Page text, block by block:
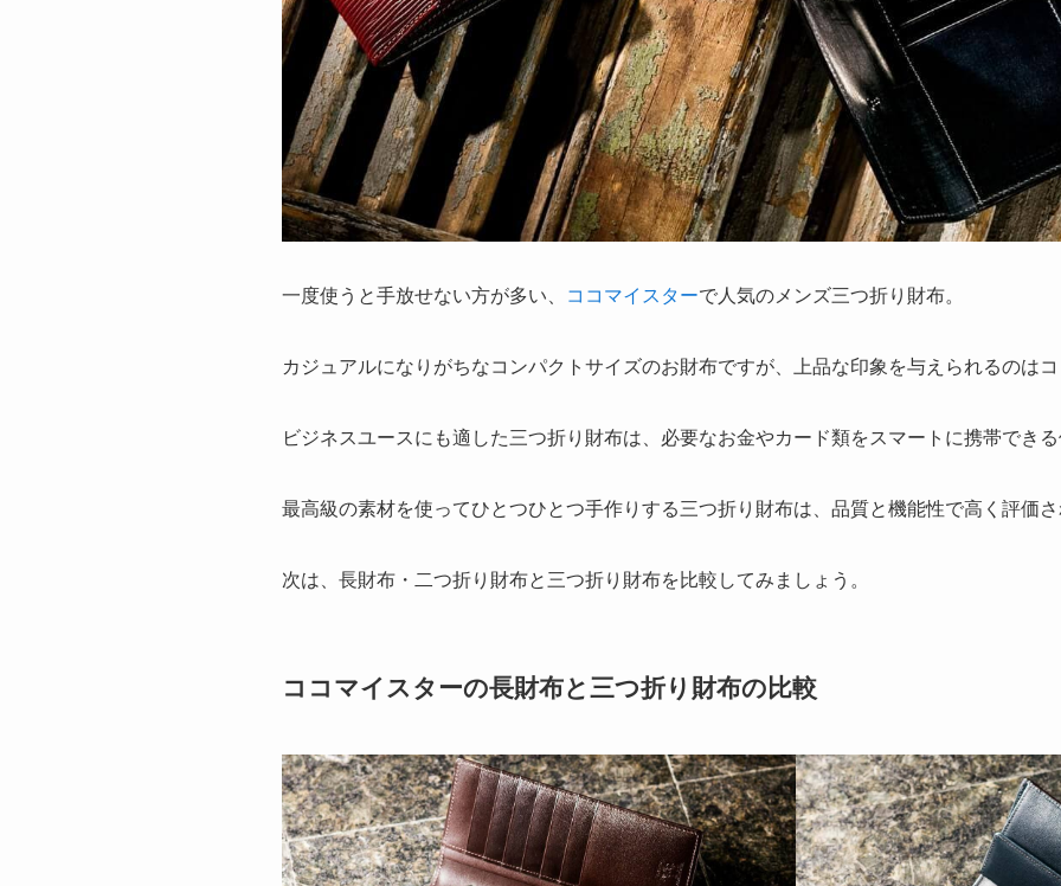
一度使うと手放せない方が多い、 ココマイスターで人気のメンズ三つ折り財布。
カジュアルになりがちなコンパクトサイズのお財布ですが、上品な印象を与えられるのは
ビジネスユースにも適した三つ折り財布は、必要なお金やカード類をスマートに携帯でき
最高級の素材を使ってひとつひとつ手作りする三つ折り財布は、品質と機能性で高く評価
次は、長財布・二つ折り財布と三つ折り財布を比較してみましょう。
ココマイスターの長財布と三つ折り財布の比較